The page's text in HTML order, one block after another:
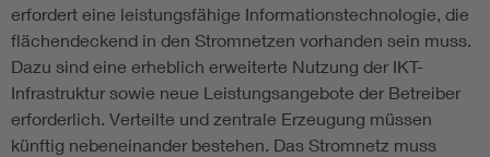
erfordert eine leistungsfähige Informationstechnologie, die
flächendeckend in den Stromnetzen vorhanden sein muss.
Dazu sind eine erheblich erweiterte Nutzung der IKT-
Infrastruktur sowie neue Leistungsangebote der Betreiber
erforderlich. Verteilte und zentrale Erzeugung müssen
künftig nebeneinander bestehen. Das Stromnetz muss